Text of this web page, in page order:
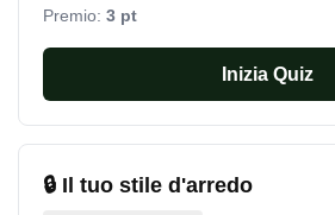
Premio: 3 pt
Inizia Quiz
🔒 Il tuo stile d'arredo